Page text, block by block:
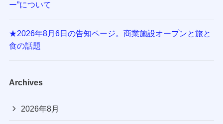
ー”について
★2026年8月6日の告知ページ。商業施設オープンと旅と
食の話題
Archives
2026年8月